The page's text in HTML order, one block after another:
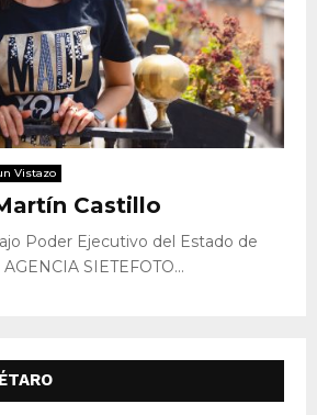
Vistazo
Castillo
Poder Ejecutivo del Estado de
SIETEFOTO...